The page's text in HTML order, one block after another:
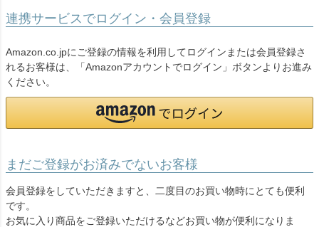
連携サービスでログイン・会員登録
Amazon.co.jpにご登録の情報を利用してログインまたは会員登録さ
れるお客様は、「Amazonアカウントでログイン」ボタンよりお進み
ください。
まだご登録がお済みでないお客様
会員登録をしていただきますと、二度目のお買い物時にとても便利
です。
お気に入り商品をご登録いただけるなどお買い物が便利になりま